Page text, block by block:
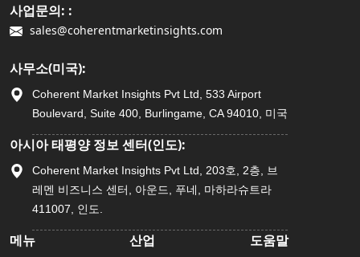
사업문의: :
sales@coherentmarketinsights.com
사무소(미국):
Coherent Market Insights Pvt Ltd, 533 Airport
Boulevard, Suite 400, Burlingame, CA 94010, 미국
아시아 태평양 정보 센터(인도):
Coherent Market Insights Pvt Ltd, 203호, 2층, 브
레멘 비즈니스 센터, 아운드, 푸네, 마하라슈트라
411007, 인도.
메뉴 산업 도움말